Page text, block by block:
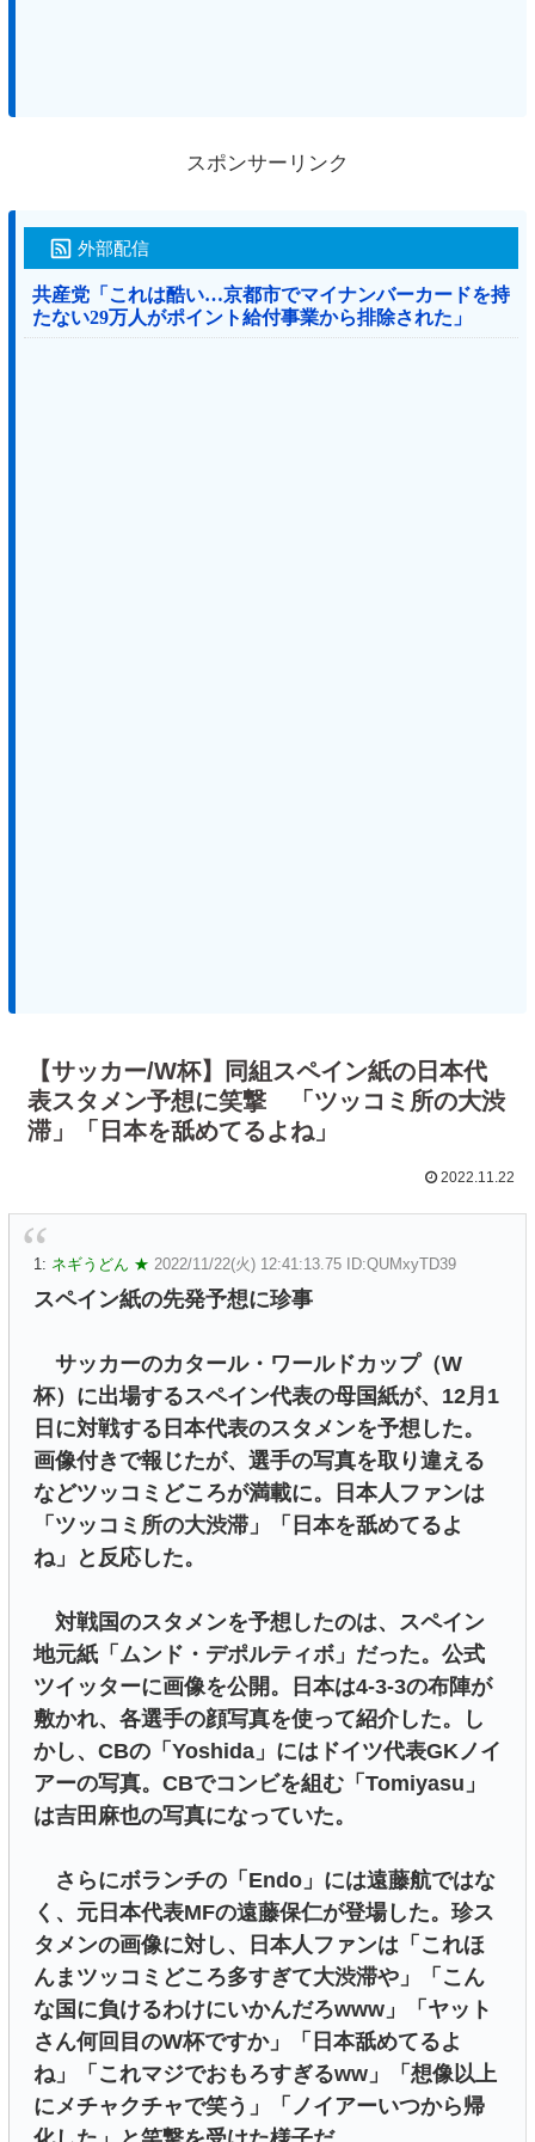
スポンサーリンク
外部配信
共産党「これは酷い…京都市でマイナンバーカードを持
たない29万人がポイント給付事業から排除された」
【サッカー/W杯】同組スペイン紙の日本代
表スタメン予想に笑撃 「ツッコミ所の大渋
滞」「日本を舐めてるよね」
2022.11.22
1: ネギうどん ★ 2022/11/22(火) 12:41:13.75 ID:QUMxyTD39
スペイン紙の先発予想に珍事
サッカーのカタール・ワールドカップ（W
杯）に出場するスペイン代表の母国紙が、12月1
日に対戦する日本代表のスタメンを予想した。
画像付きで報じたが、選手の写真を取り違える
などツッコミどころが満載に。日本人ファンは
「ツッコミ所の大渋滞」「日本を舐めてるよ
ね」と反応した。
対戦国のスタメンを予想したのは、スペイン
地元紙「ムンド・デポルティボ」だった。公式
ツイッターに画像を公開。日本は4-3-3の布陣が
敷かれ、各選手の顔写真を使って紹介した。し
かし、CBの「Yoshida」にはドイツ代表GKノイ
アーの写真。CBでコンビを組む「Tomiyasu」
は吉田麻也の写真になっていた。
さらにボランチの「Endo」には遠藤航ではな
く、元日本代表MFの遠藤保仁が登場した。珍ス
タメンの画像に対し、日本人ファンは「これほ
んまツッコミどころ多すぎて大渋滞や」「こん
な国に負けるわけにいかんだろwww」「ヤット
さん何回目のW杯ですか」「日本舐めてるよ
ね」「これマジでおもろすぎるww」「想像以上
にメチャクチャで笑う」「ノイアーいつから帰